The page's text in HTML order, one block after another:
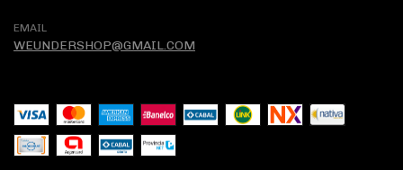
EMAIL
WEUNDERSHOP@GMAIL.COM